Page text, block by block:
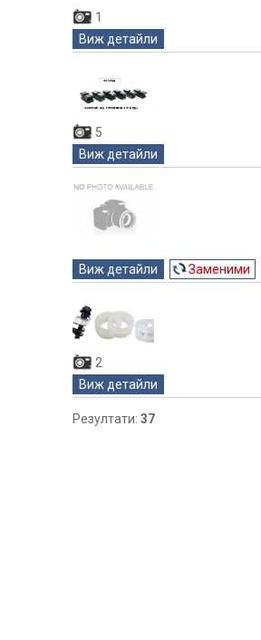
1
Виж детайли
5
Виж детайли
Виж детайли Заменими
2
Виж детайли
Резултати: 37